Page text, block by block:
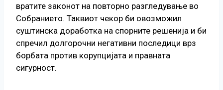
вратите законот на повторно разгледување во
Собранието. Таквиот чекор би овозможил
суштинска доработка на спорните решенија и би
спречил долгорочни негативни последици врз
борбата против корупцијата и правната
сигурност.